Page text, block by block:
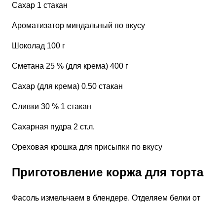
Сахар 1 стакан
Ароматизатор миндальный по вкусу
Шоколад 100 г
Сметана 25 % (для крема) 400 г
Сахар (для крема) 0.50 стакан
Сливки 30 % 1 стакан
Сахарная пудра 2 ст.л.
Ореховая крошка для присыпки по вкусу
Приготовление коржа для торта
Фасоль измельчаем в блендере. Отделяем белки от